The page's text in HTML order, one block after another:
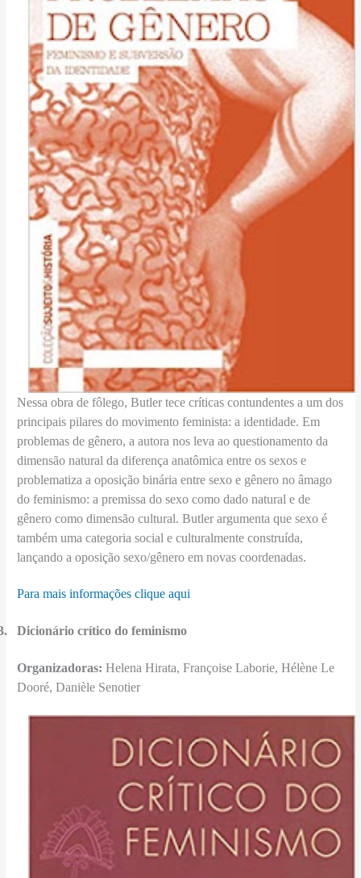
Nessa obra de fôlego, Butler tece críticas contundentes a um dos
principais pilares do movimento feminista: a identidade. Em
problemas de gênero, a autora nos leva ao questionamento da
dimensão natural da diferença anatômica entre os sexos e
problematiza a oposição binária entre sexo e gênero no âmago
do feminismo: a premissa do sexo como dado natural e de
gênero como dimensão cultural. Butler argumenta que sexo é
também uma categoria social e culturalmente construída,
lançando a oposição sexo/gênero em novas coordenadas.
Para mais informações clique aqui
Dicionário crítico do feminismo
Organizadoras:Helena Hirata, Françoise Laborie, Hélène Le
Dooré, Danièle Senotier